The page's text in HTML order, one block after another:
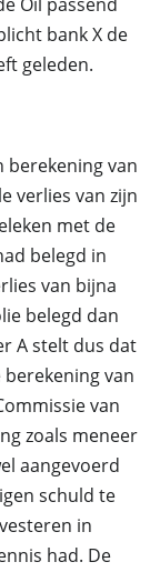
bank X de
geleden.
berekening van
verlies van zijn
met de
belegd in
van bijna
belegd dan
A stelt dus dat
berekening van
van
zoals meneer
aangevoerd
schuld te
in
had. De